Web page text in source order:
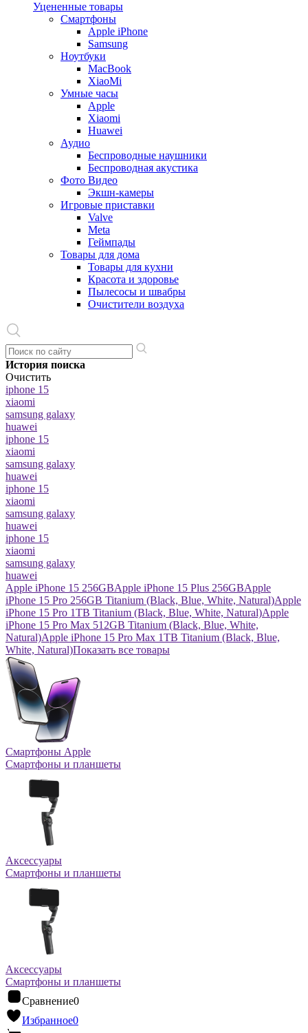
Уцененные товары
Cмартфоны
Apple iPhone
Samsung
Ноутбуки
MacBook
XiaoMi
Умные часы
Apple
Xiaomi
Huawei
Аудио
Беспроводные наушники
Беспроводная акустика
Фото Видео
Экшн-камеры
Игровые приставки
Valve
Meta
Геймпады
Товары для дома
Товары для кухни
Красота и здоровье
Пылесосы и швабры
Очистители воздуха
История поиска
Очистить
iphone 15
xiaomi
samsung galaxy
huawei
iphone 15
xiaomi
samsung galaxy
huawei
iphone 15
xiaomi
samsung galaxy
huawei
iphone 15
xiaomi
samsung galaxy
huawei
Apple iPhone 15 256GBApple iPhone 15 Plus 256GBApple
iPhone 15 Pro 256GB Titanium (Black, Blue, White, Natural)Apple
iPhone 15 Pro 1TB Titanium (Black, Blue, White, Natural)Apple
iPhone 15 Pro Max 512GB Titanium (Black, Blue, White,
Natural)Apple iPhone 15 Pro Max 1TB Titanium (Black, Blue,
White, Natural)Показать все товары
Смартфоны Apple
Смартфоны и планшеты
Аксессуары
Смартфоны и планшеты
Аксессуары
Смартфоны и планшеты
Сравнение0
Избранное0